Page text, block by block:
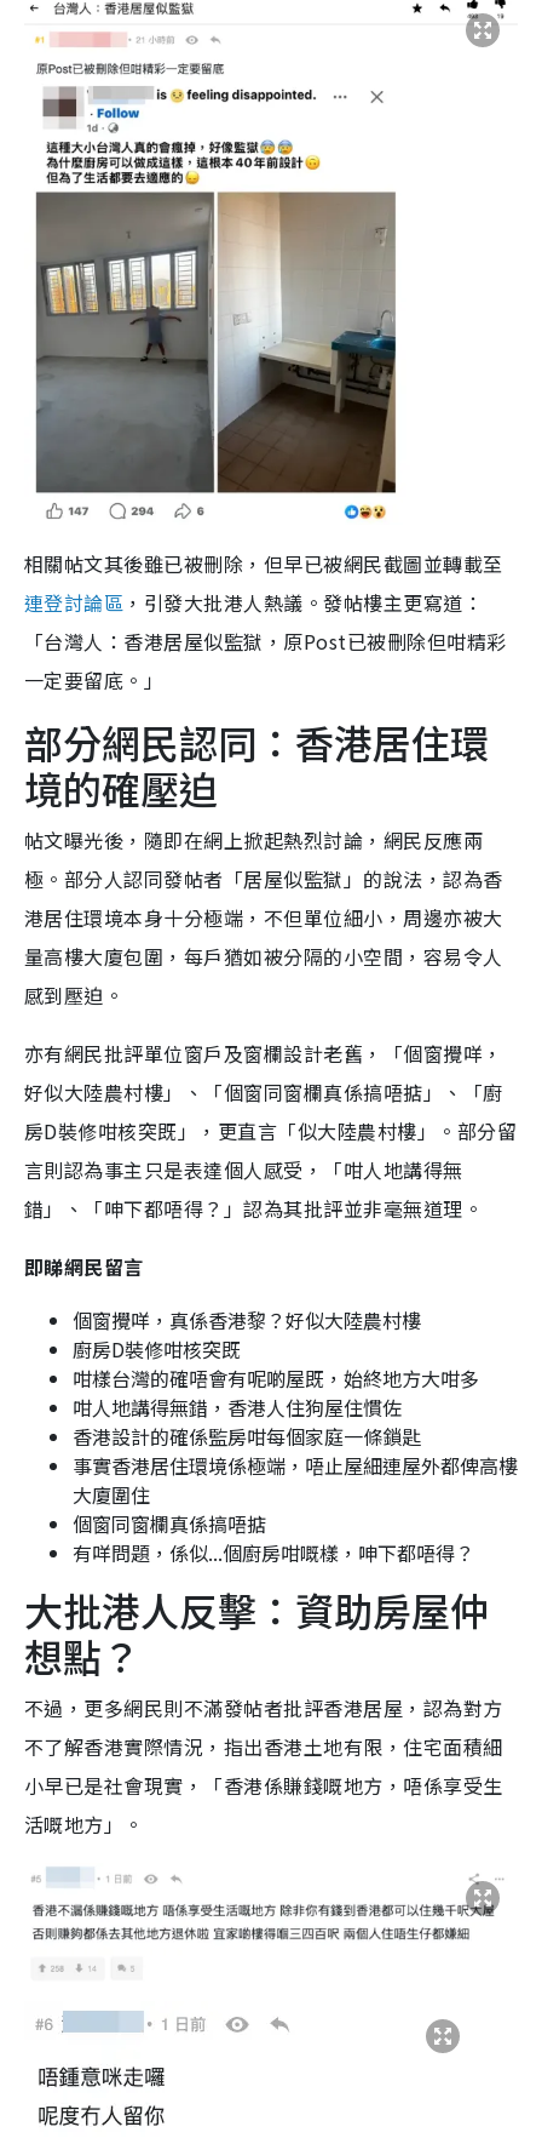
相關帖文其後雖已被刪除，但早已被網民截圖並轉載至
連登討論區 ，引發大批港人熱議。發帖樓主更寫道：
「台灣人：香港居屋似監獄，原Post已被刪除但咁精彩
一定要留底。」
部分網民認同：香港居住環
境的確壓迫
帖文曝光後，隨即在網上掀起熱烈討論，網民反應兩
極。部分人認同發帖者「居屋似監獄」的說法，認為香
港居住環境本身十分極端，不但單位細小，周邊亦被大
量高樓大廈包圍，每戶猶如被分隔的小空間，容易令人
感到壓迫。
亦有網民批評單位窗戶及窗欄設計老舊，「個窗攪咩，
好似大陸農村樓」、「個窗同窗欄真係搞唔掂」、「廚
房D裝修咁核突既」，更直言「似大陸農村樓」。部分留
言則認為事主只是表達個人感受，「咁人地講得無
錯」、「呻下都唔得？」認為其批評並非毫無道理。
即睇網民留言
個窗攪咩，真係香港黎？好似大陸農村樓
廚房D裝修咁核突既
咁樣台灣的確唔會有呢啲屋既，始終地方大咁多
咁人地講得無錯，香港人住狗屋住慣佐
香港設計的確係監房咁每個家庭一條鎖匙
事實香港居住環境係極端，唔止屋細連屋外都俾高樓
大廈圍住
個窗同窗欄真係搞唔掂
有咩問題，係似...個廚房咁嘅樣，呻下都唔得？
大批港人反擊：資助房屋仲
想點？
不過，更多網民則不滿發帖者批評香港居屋，認為對方
不了解香港實際情況，指出香港土地有限，住宅面積細
小早已是社會現實，「香港係賺錢嘅地方，唔係享受生
活嘅地方」。